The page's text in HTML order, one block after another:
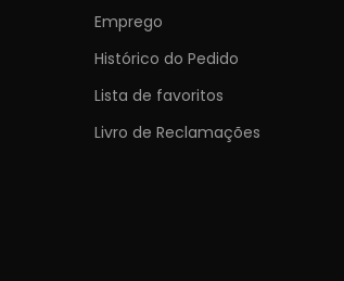
Emprego
Histórico do Pedido
Lista de favoritos
Livro de Reclamações